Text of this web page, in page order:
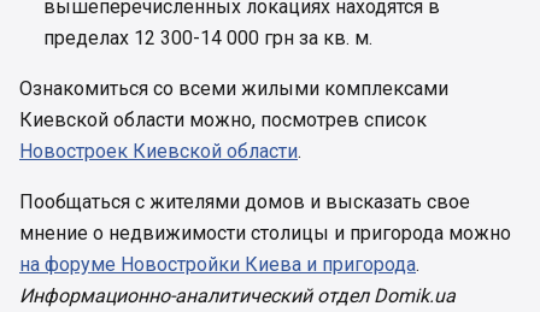
вышеперечисленных локациях находятся в
пределах 12 300-14 000 грн за кв. м.
Ознакомиться со всеми жилыми комплексами
Киевской области можно, посмотрев список
Новостроек Киевской области.
Пообщаться с жителями домов и высказать свое
мнение о недвижимости столицы и пригорода можно
на форуме Новостройки Киева и пригорода.
Информационно-аналитический отдел Domik.ua